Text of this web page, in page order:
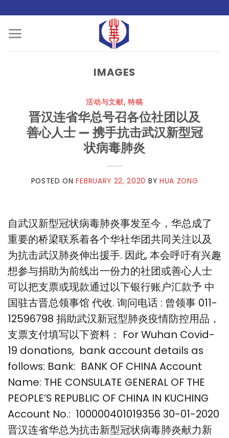
content
IMAGES
活动与文献,特稿
晋汉连省华总号召各位社团以及
善心人士 — 携手抗击武汉新型冠
状病毒肺炎
POSTED ONFEBRUARY 22, 2020 BY HUA ZONG
自武汉新型冠状病毒肺炎事发至今，华总成了
重要的桥梁联系着各个华社华团共同关注以及
为抗击武汉肺炎伸出援手. 因此, 本会呼吁有兴趣
想参与捐助为前线出一份力的社团或善心人士
可以把支票或现款通过以下银行账户汇款予 中
国驻古晋总领事馆 代收. 询问电话 : 曾领事 011-
12596798 捐助武汉新冠型肺炎疫情防控用品，
支票支付填写以下资料： For Wuhan Covid-
19 donations, bank account details as
follows: Bank: BANK OF CHINA Account
Name: THE CONSULATE GENERAL OF THE
PEOPLE’S REPUBLIC OF CHINA IN KUCHING
Account No.: 100000401019356 30-01-2020
晋汉连省华总为抗击新型冠状病毒肺炎献力新